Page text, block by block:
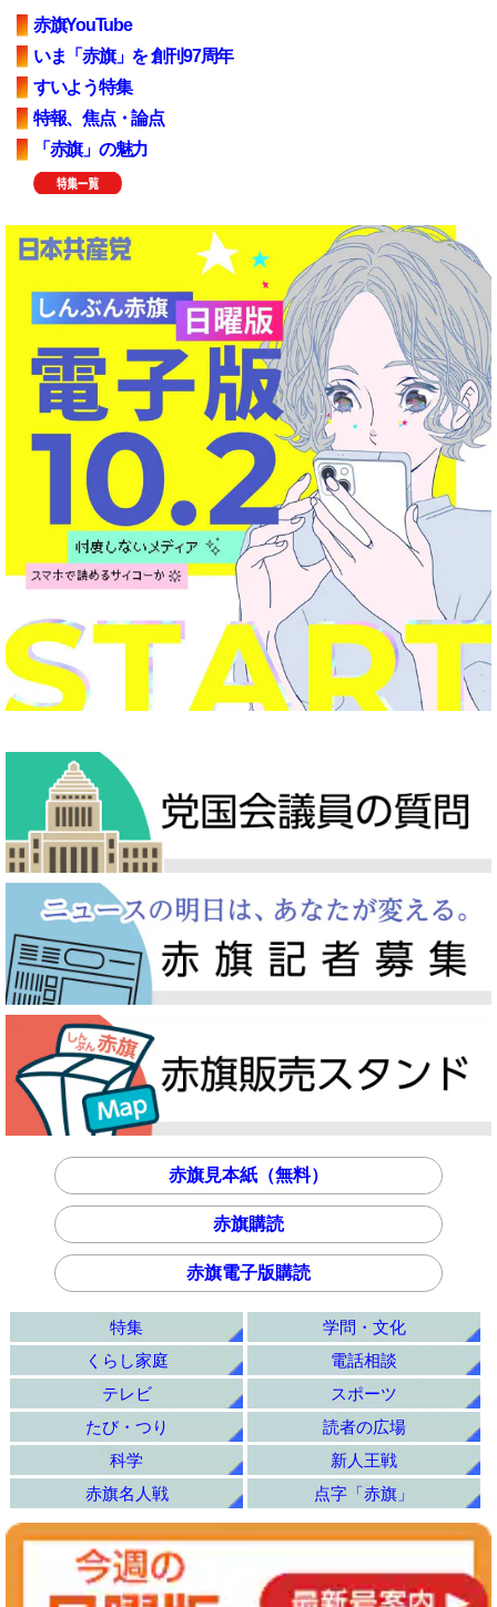
赤旗YouTube
いま「赤旗」を 創刊97周年
すいよう特集
特報、焦点・論点
「赤旗」の魅力
赤旗見本紙（無料）
赤旗購読
赤旗電子版購読
特集
学問・文化
くらし家庭
電話相談
テレビ
スポーツ
たび・つり
読者の広場
科学
新人王戦
赤旗名人戦
点字「赤旗」